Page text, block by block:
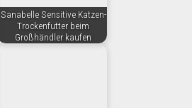
Sanabelle Sensitive Katzen-
Trockenfutter beim
Großhändler kaufen